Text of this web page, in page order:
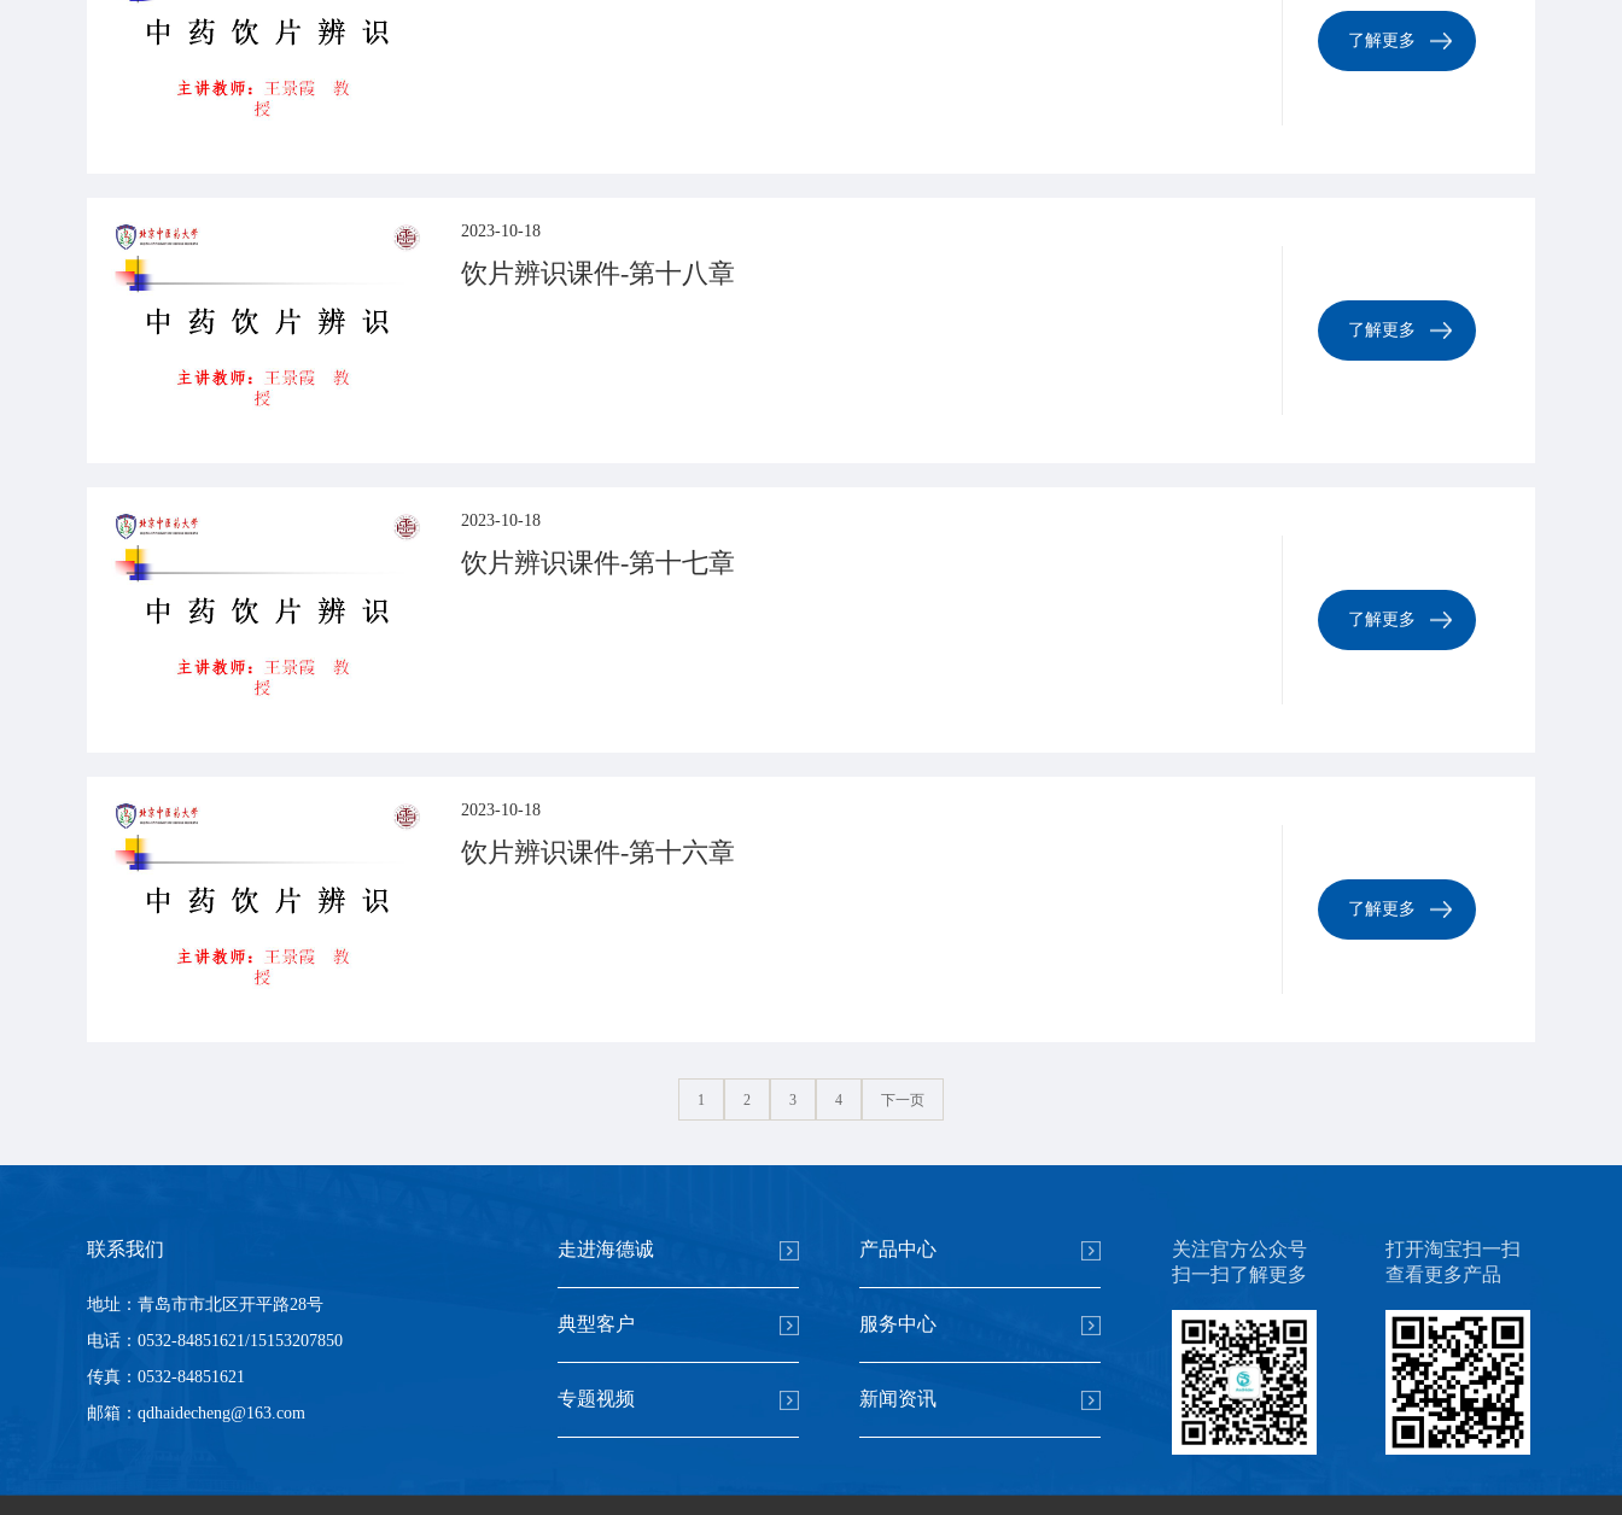
了解更多
2023-10-18
饮片辨识课件-第十八章
了解更多
2023-10-18
饮片辨识课件-第十七章
了解更多
2023-10-18
饮片辨识课件-第十六章
了解更多
1 2 3 4 下一页
联系我们
地址：青岛市市北区开平路28号
电话：0532-84851621/15153207850
传真：0532-84851621
邮箱：qdhaidecheng@163.com
走进海德诚 产品中心
典型客户 服务中心
专题视频 新闻资讯
关注官方公众号
扫一扫了解更多
打开淘宝扫一扫
查看更多产品